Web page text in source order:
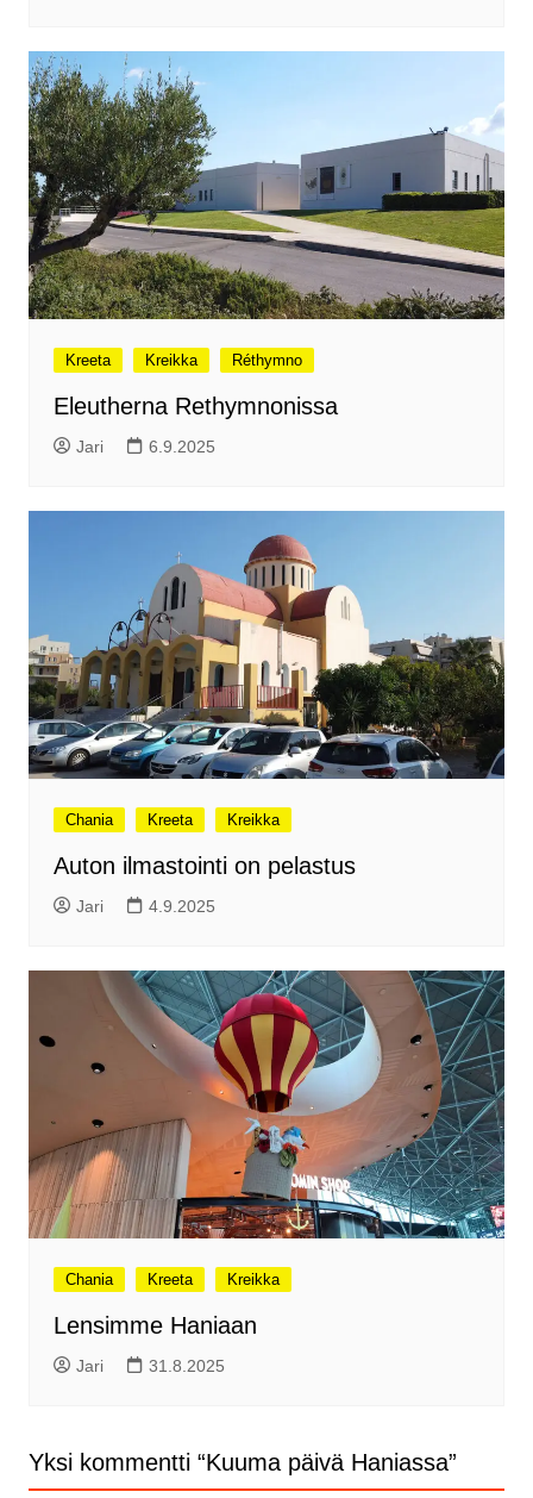
Kreeta Kreikka Réthymno
Eleutherna Rethymnonissa
Jari 6.9.2025
Chania Kreeta Kreikka
Auton ilmastointi on pelastus
Jari 4.9.2025
Chania Kreeta Kreikka
Lensimme Haniaan
Jari 31.8.2025
Yksi kommentti “Kuuma päivä Haniassa”